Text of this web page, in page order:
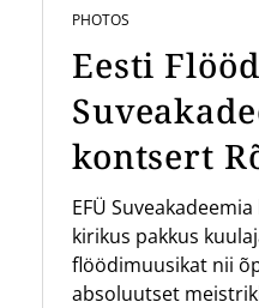
PHOTOS
Eesti
kontsert
EFÜ
kirikus pakkus
flöödimuusikat nii
absoluutset